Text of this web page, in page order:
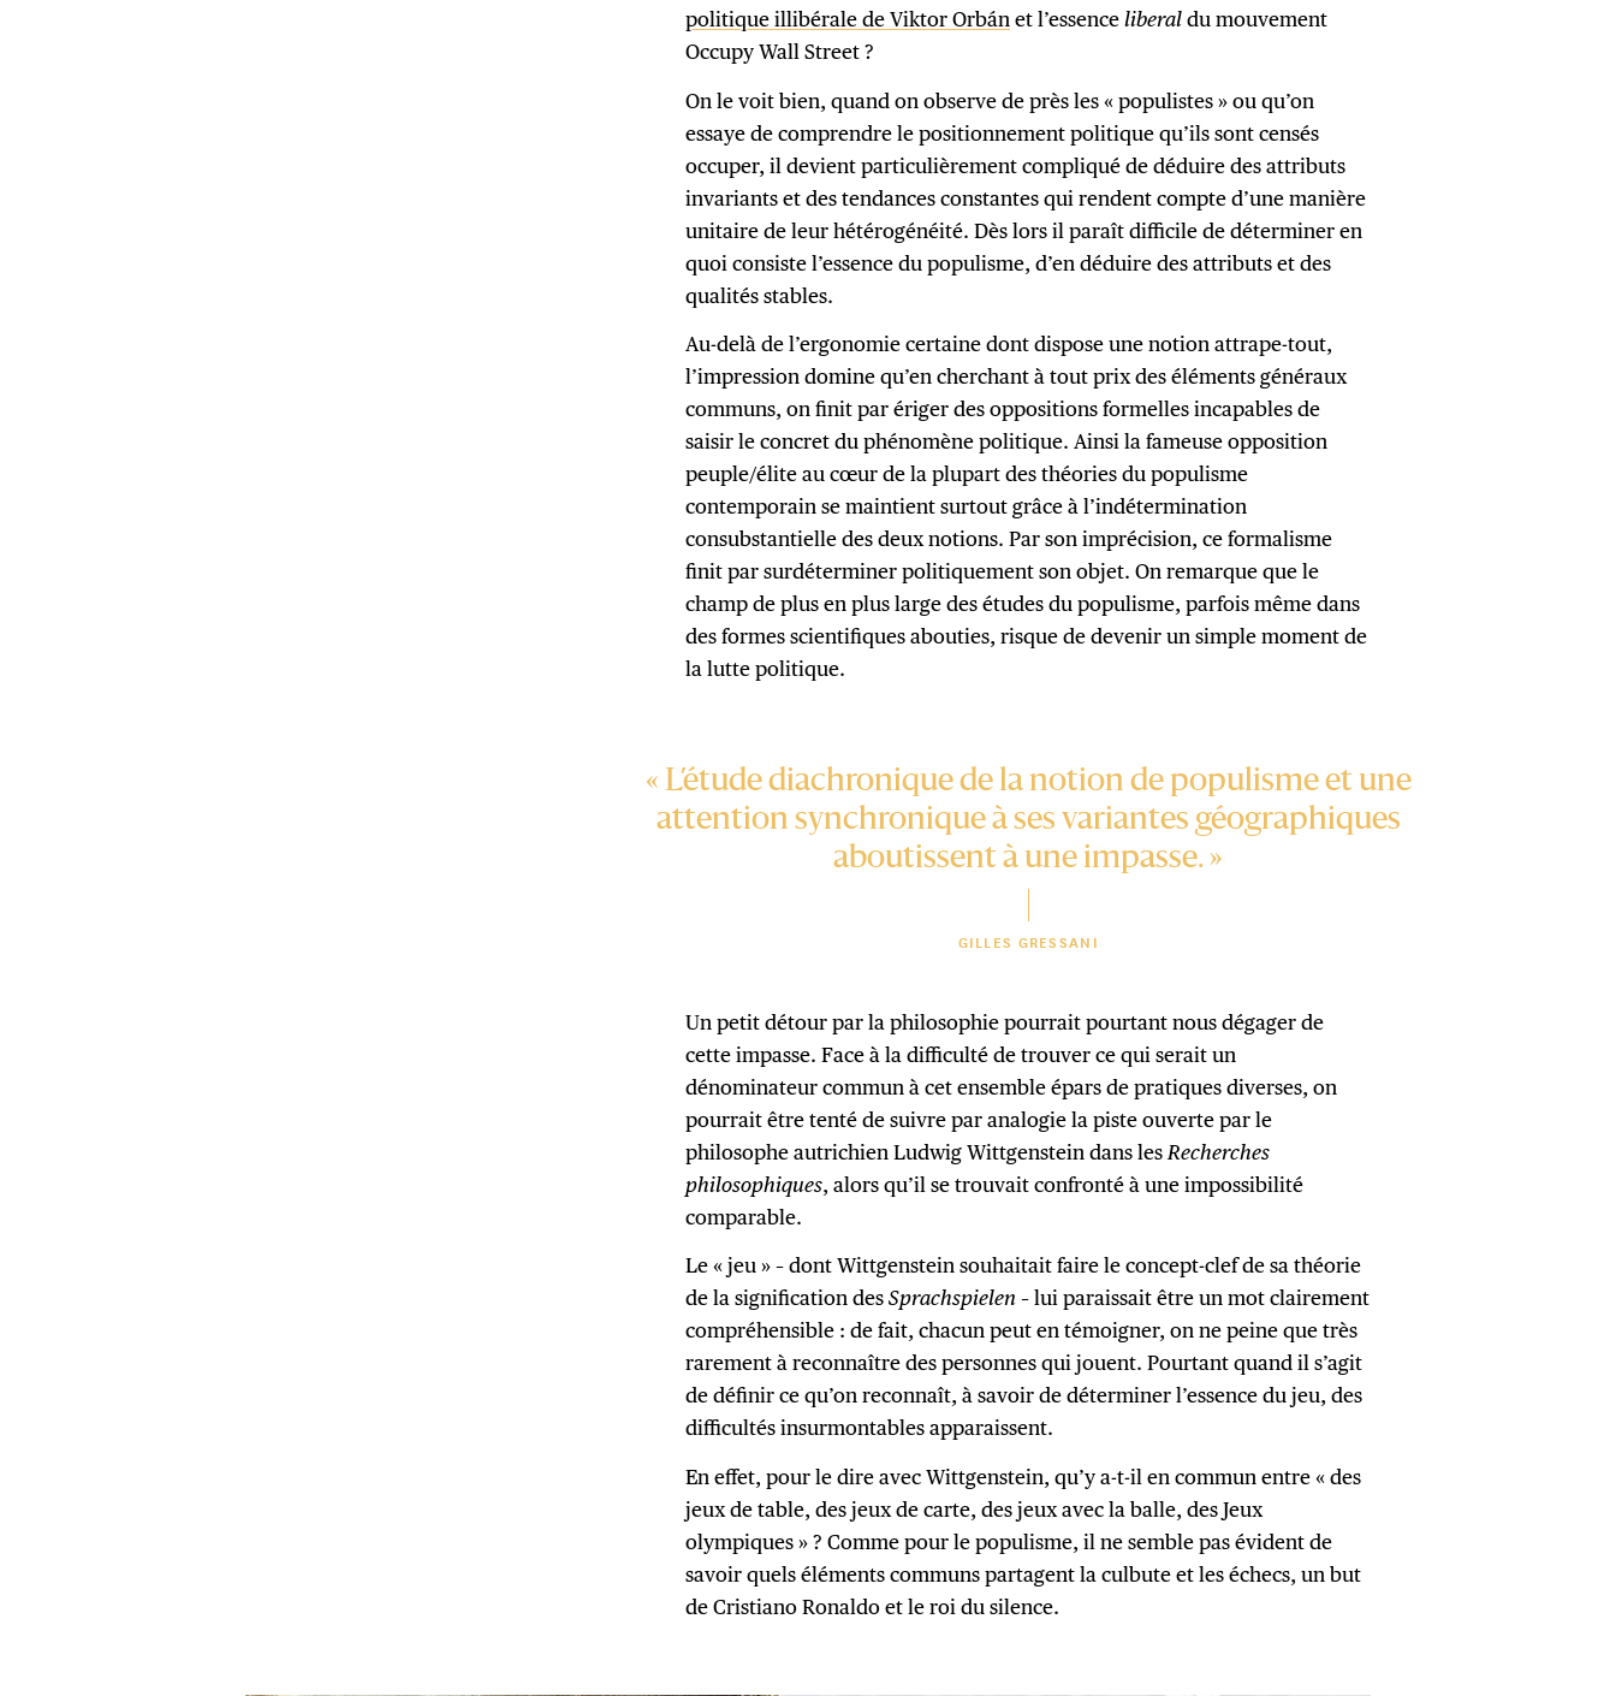
politique illibérale de Viktor Orbán et l’essenceliberaldu mouvement
Occupy Wall Street ?
On le voit bien, quand on observe de près les « populistes » ou qu’on
essaye de comprendre le positionnement politique qu’ils sont censés
occuper, il devient particulièrement compliqué de déduire des attributs
invariants et des tendances constantes qui rendent compte d’une manière
unitaire de leur hétérogénéité. Dès lors il paraît difficile de déterminer en
quoi consiste l’essence du populisme, d’en déduire des attributs et des
qualités stables.
Au-delà de l’ergonomie certaine dont dispose une notion attrape-tout,
l’impression domine qu’en cherchant à tout prix des éléments généraux
communs, on finit par ériger des oppositions formelles incapables de
saisir le concret du phénomène politique. Ainsi la fameuse opposition
peuple/élite au cœur de la plupart des théories du populisme
contemporain se maintient surtout grâce à l’indétermination
consubstantielle des deux notions. Par son imprécision, ce formalisme
finit par surdéterminer politiquement son objet. On remarque que le
champ de plus en plus large des études du populisme, parfois même dans
des formes scientifiques abouties, risque de devenir un simple moment de
la lutte politique.
« L’étude diachronique de la notion de populisme et une
attention synchronique à ses variantes géographiques
aboutissent à une impasse. »
GILLES GRESSANI
Un petit détour par la philosophie pourrait pourtant nous dégager de
cette impasse. Face à la difficulté de trouver ce qui serait un
dénominateur commun à cet ensemble épars de pratiques diverses, on
pourrait être tenté de suivre par analogie la piste ouverte par le
philosophe autrichien Ludwig Wittgenstein dans les Recherches
philosophiques, alors qu’il se trouvait confronté à une impossibilité
comparable.
Le « jeu » – dont Wittgenstein souhaitait faire le concept-clef de sa théorie
de la signification desSprachspielen– lui paraissait être un mot clairement
compréhensible : de fait, chacun peut en témoigner, on ne peine que très
rarement à reconnaître des personnes qui jouent. Pourtant quand il s’agit
de définir ce qu’on reconnaît, à savoir de déterminer l’essence du jeu, des
difficultés insurmontables apparaissent.
En effet, pour le dire avec Wittgenstein, qu’y a-t-il en commun entre « des
jeux de table, des jeux de carte, des jeux avec la balle, des Jeux
olympiques » ? Comme pour le populisme, il ne semble pas évident de
savoir quels éléments communs partagent la culbute et les échecs, un but
de Cristiano Ronaldo et le roi du silence.